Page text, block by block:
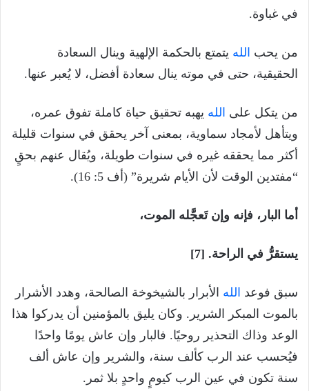
في غباوة.
من يحب الله يتمتع بالحكمة الإلهية وينال السعادة
الحقيقية، حتى في موته ينال سعادة أفضل، لا يُعبر عنها.
من يتكل على الله يهبه تحقيق حياة كاملة تفوق عمره،
ويتأهل لأمجاد سماوية، بمعنى آخر يحقق في سنوات قليلة
أكثر مما يحققه غيره في سنوات طويلة، ويُقال عنهم بحقٍ
“مفتدين الوقت لأن الأيام شريرة” (أف 5: 16).
أما البار، فإنه وإن تَعجَّله الموت،
يستقرُّ في الراحة. [7]
سبق فوعد الله الأبرار بالشيخوخة الصالحة، وهدد الأشرار
بالموت المبكر الشرير. وكان يليق بالمؤمنين أن يدركوا هذا
الوعد وذاك التحذير روحيًا. فالبار وإن عاش يومًا واحدًا
فيُحسب عند الرب كألف سنة، والشرير وإن عاش ألف
سنة تكون في عين الرب كيومٍ واحدٍ بلا ثمر.